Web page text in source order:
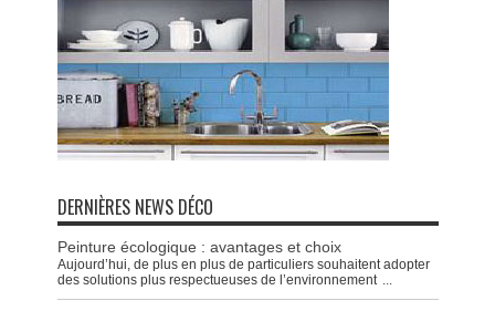
DERNIÈRES NEWS DÉCO
Peinture écologique : avantages et choix
Aujourd’hui, de plus en plus de particuliers souhaitent adopter
des solutions plus respectueuses de l’environnement ...